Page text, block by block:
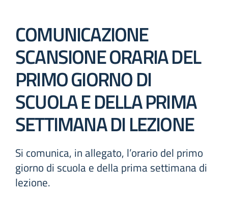
COMUNICAZIONE
SCANSIONE ORARIA DEL
PRIMO GIORNO DI
SCUOLA E DELLA PRIMA
SETTIMANA DI LEZIONE
Si comunica, in allegato, l’orario del primo
giorno di scuola e della prima settimana di
lezione.